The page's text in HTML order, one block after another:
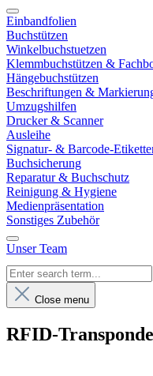
Einbandfolien
Buchstützen
Winkelbuchstuetzen
Klemmbuchstützen &
Hängebuchstützen
Beschriftungen &
Umzugshilfen
Drucker & Scanner
Ausleihe
Signatur- & Barcode-
Buchsicherung
Reparatur & Buchschutz
Reinigung & Hygiene
Medienpräsentation
Sonstiges Zubehör
Unser Team
Close menu
RFID-